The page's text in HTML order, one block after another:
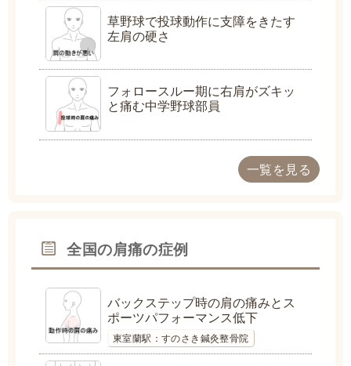
草野球で投球動作に支障をきたす
左肩の硬さ
フォロースルー期に右肩がズキッ
と痛む中学野球部員
一覧を見る
全国の肩痛の症例
バックステップ時の肩の痛みとス
ポーツパフォーマンス低下
東室蘭駅：すのさき鍼灸整骨院